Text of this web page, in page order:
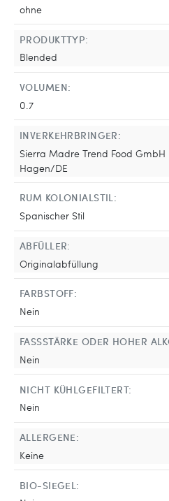
ohne
PRODUKTTYP:
Blended
VOLUMEN:
0.7
INVERKEHRBRINGER:
Sierra Madre Trend Food GmbH
Hagen/DE
RUM KOLONIALSTIL:
Spanischer Stil
ABFÜLLER:
Originalabfüllung
FARBSTOFF:
Nein
FASSSTÄRKE ODER HOHER
Nein
NICHT KÜHLGEFILTERT:
Nein
ALLERGENE:
Keine
BIO-SIEGEL: